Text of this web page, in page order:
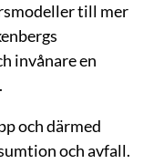
till mer
invånare en
och därmed
och avfall.